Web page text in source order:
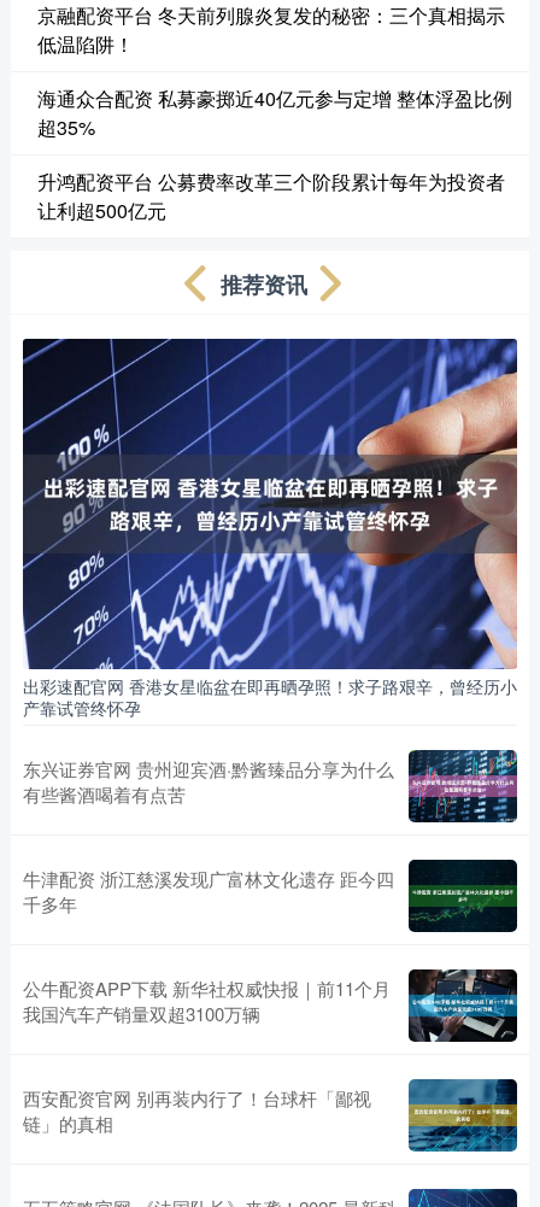
京融配资平台 冬天前列腺炎复发的秘密：三个真相揭示
低温陷阱！
海通众合配资 私募豪掷近40亿元参与定增 整体浮盈比例
超35%
升鸿配资平台 公募费率改革三个阶段累计每年为投资者
让利超500亿元
推荐资讯
出彩速配官网 香港女星临盆在即再晒孕照！求子路艰辛，曾经历小
产靠试管终怀孕
东兴证券官网 贵州迎宾酒·黔酱臻品分享为什么
有些酱酒喝着有点苦
牛津配资 浙江慈溪发现广富林文化遗存 距今四
千多年
公牛配资APP下载 新华社权威快报｜前11个月
我国汽车产销量双超3100万辆
西安配资官网 别再装内行了！台球杆「鄙视
链」的真相